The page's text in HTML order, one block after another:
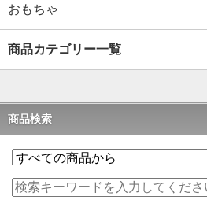
おもちゃ
商品カテゴリー一覧
商品検索